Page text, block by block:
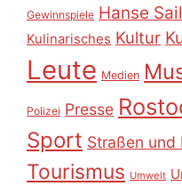
Gewinnspiele Hanse Sail
Kulinarisches Kultur
Leute Medien
Polizei Presse
Sport Straßen und
Tourismus Umwelt